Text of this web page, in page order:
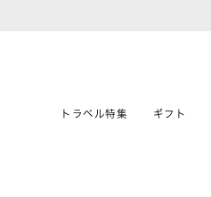
トラベル特集 ギフト